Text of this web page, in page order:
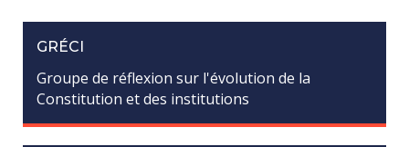
GRÉCI
Groupe de réflexion sur l'évolution de la
Constitution et des institutions